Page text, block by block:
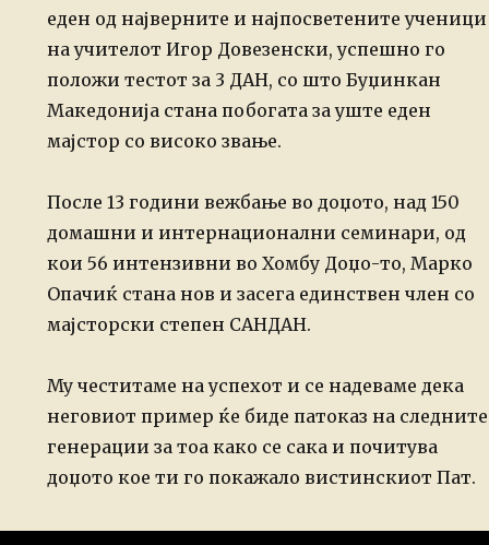
еден од најверните и најпосветените ученици
на учителот Игор Довезенски, успешно го
положи тестот за 3 ДАН, со што Буџинкан
Македонија стана побогата за уште еден
мајстор со високо звање.
После 13 години вежбање во доџото, над 150
домашни и интернационални семинари, од
кои 56 интензивни во Хомбу Доџо-то, Марко
Опачиќ стана нов и засега единствен член со
мајсторски степен САНДАН.
Му честитаме на успехот и се надеваме дека
неговиот пример ќе биде патоказ на следните
генерации за тоа како се сака и почитува
доџото кое ти го покажало вистинскиот Пат.